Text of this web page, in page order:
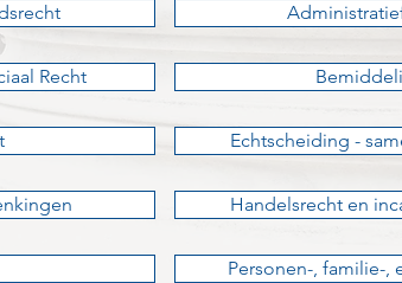
Recht
Echtscheiding -
Handelsrecht en
Personen-, familie-,